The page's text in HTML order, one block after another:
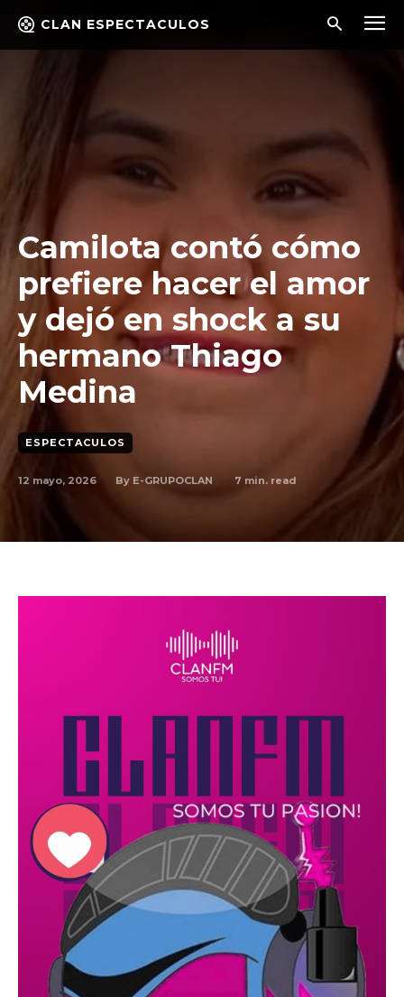
CLAN ESPECTACULOS
Camilota contó cómo
prefiere hacer el amor
y dejó en shock a su
hermano Thiago
Medina
ESPECTACULOS
12 mayo, 2026 By E-GRUPOCLAN 7 min. read